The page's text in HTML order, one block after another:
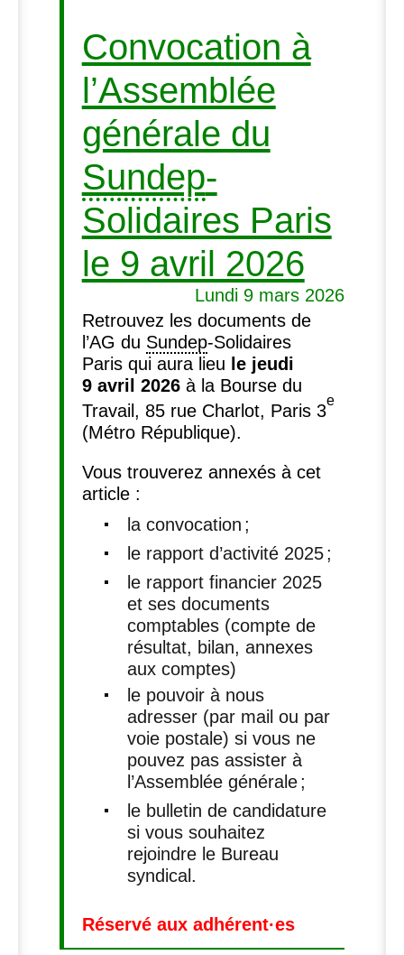
Convocation à
l’Assemblée
générale du
Sundep-
Solidaires Paris
le 9 avril 2026
Lundi 9 mars 2026
Retrouvez les documents de
l’AG du Sundep-Solidaires
Paris qui aura lieu le jeudi
9 avril 2026à la Bourse du
Travail, 85 rue Charlot, Paris 3
e
(Métro République).
Vous trouverez annexés à cet
article :
la convocation ;
le rapport d’activité 2025;
le rapport financier 2025
et ses documents
comptables (compte de
résultat, bilan, annexes
aux comptes)
le pouvoir à nous
adresser (par mail ou par
voie postale) si vous ne
pouvez pas assister à
l’Assemblée générale;
le bulletin de candidature
si vous souhaitez
rejoindre le Bureau
syndical.
Réservé aux adhérent·es